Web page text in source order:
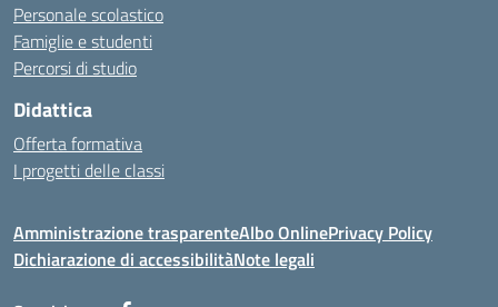
Personale scolastico
Famiglie e studenti
Percorsi di studio
Didattica
Offerta formativa
I progetti delle classi
Amministrazione trasparenteAlbo OnlinePrivacy Policy
Dichiarazione di accessibilitàNote legali